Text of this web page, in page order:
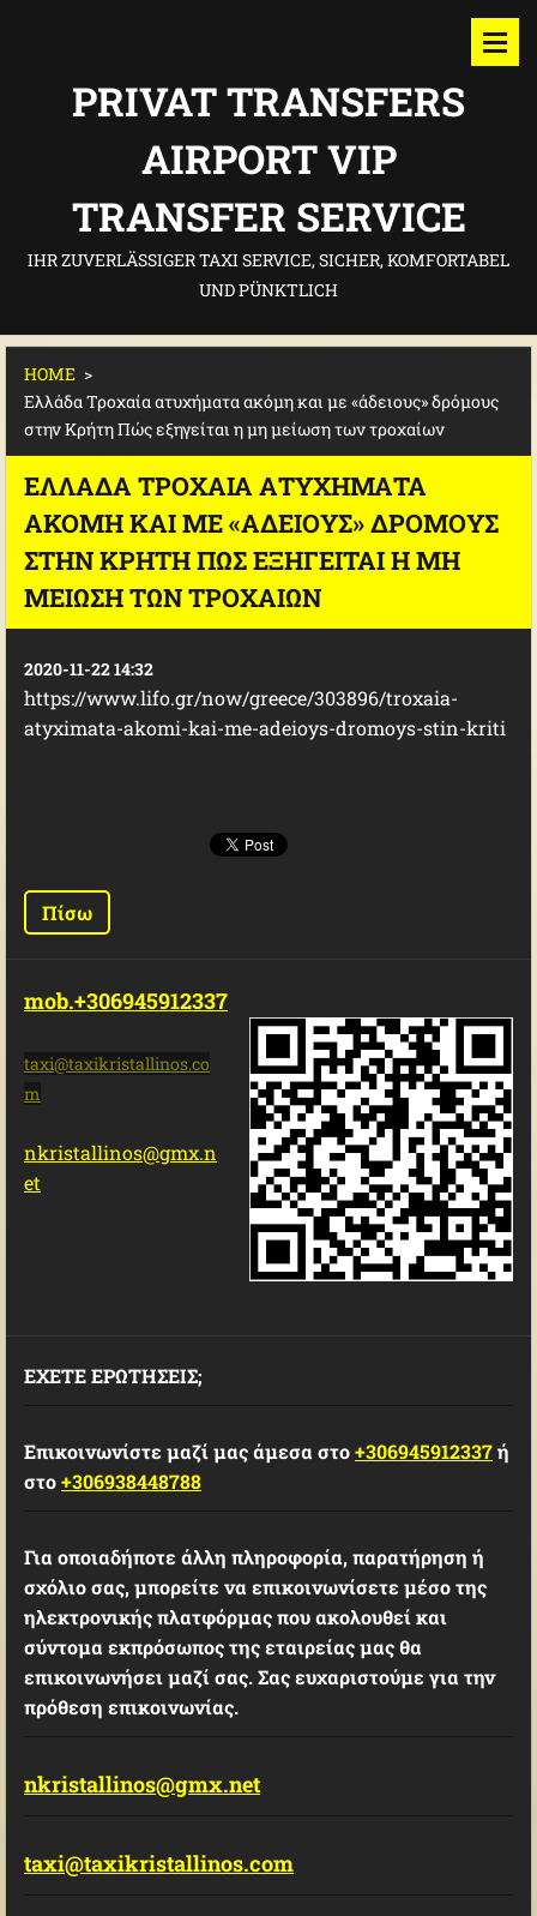
PRIVAT TRANSFERS
AIRPORT VIP
TRANSFER SERVICE
IHR ZUVERLÄSSIGER TAXI SERVICE, SICHER, KOMFORTABEL
UND PÜNKTLICH
HOME >
Ελλάδα Τροχαία ατυχήματα ακόμη και με «άδειους» δρόμους
στην Κρήτη Πώς εξηγείται η μη μείωση των τροχαίων
ΕΛΛΆΔΑ ΤΡΟΧΑΊΑ ΑΤΥΧΉΜΑΤΑ
ΑΚΌΜΗ ΚΑΙ ΜΕ «ΆΔΕΙΟΥΣ» ΔΡΌΜΟΥΣ
ΣΤΗΝ ΚΡΉΤΗ ΠΏΣ ΕΞΗΓΕΊΤΑΙ Η ΜΗ
ΜΕΊΩΣΗ ΤΩΝ ΤΡΟΧΑΊΩΝ
2020-11-22 14:32
https://www.lifo.gr/now/greece/303896/troxaia-
atyximata-akomi-kai-me-adeioys-dromoys-stin-kriti
Πίσω
mob.+306945912337
taxi@taxikristallinos.co
m
nkristallinos@gmx.n
et
ΕΧΕΤΕ ΕΡΩΤΗΣΕΙΣ;
Επικοινωνίστε μαζί μας άμεσα στο+306945912337ή
στο+306938448788
Για οποιαδήποτε άλλη πληροφορία, παρατήρηση ή
σχόλιο σας, μπορείτε να επικοινωνίσετε μέσο της
ηλεκτρονικής πλατφόρμας που ακολουθεί και
σύντομα εκπρόσωπος της εταιρείας μας θα
επικοινωνήσει μαζί σας. Σας ευχαριστούμε για την
πρόθεση επικοινωνίας.
nkristallinos@gmx.net
taxi@taxikristallinos.com